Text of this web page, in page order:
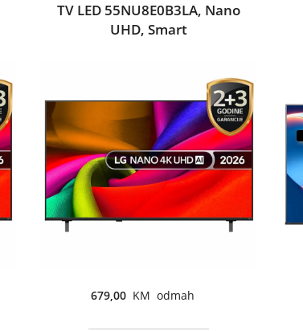
TV LED 55NU8E0B3LA, Nano
UHD, Smart
679,00 KM odmah